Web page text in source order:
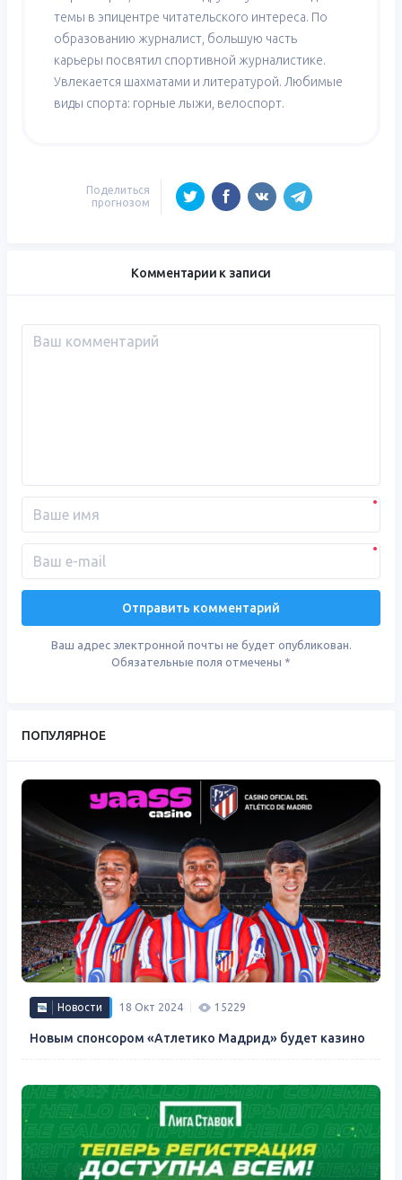
темы в эпицентре читательского интереса. По
образованию журналист, большую часть
карьеры посвятил спортивной журналистике.
Увлекается шахматами и литературой. Любимые
виды спорта: горные лыжи, велоспорт.
Поделиться
прогнозом
Комментарии к записи
Ваш адрес электронной почты не будет опубликован.
Обязательные поля отмечены *
ПОПУЛЯРНОЕ
Новости 18 Окт 2024 15229
Новым спонсором «Атлетико Мадрид» будет казино